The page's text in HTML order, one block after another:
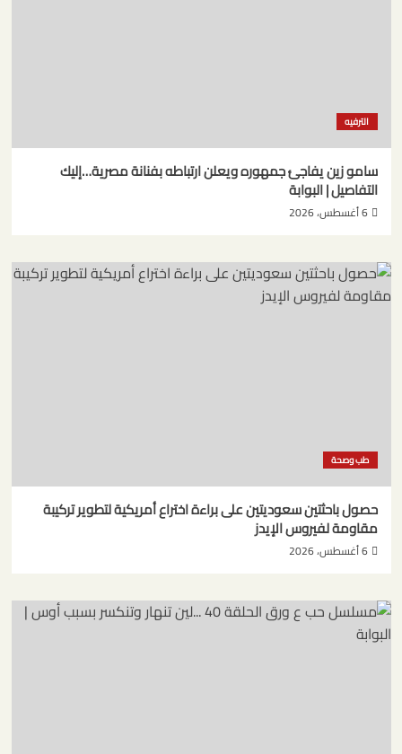
الترفيه
سامو زين يفاجئ جمهوره ويعلن ارتباطه بفنانة مصرية…إليك
التفاصيل | البوابة
6 أغسطس، 2026
طب وصحة
حصول باحثتين سعوديتين على براءة اختراع أمريكية لتطوير تركيبة
مقاومة لفيروس الإيدز
6 أغسطس، 2026